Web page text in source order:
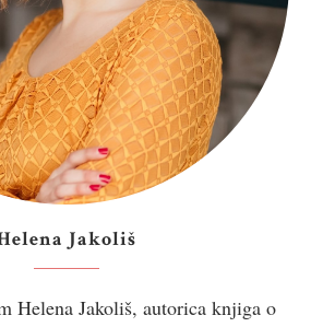
Jakoliš
Helena Jakoliš, autorica knjiga o